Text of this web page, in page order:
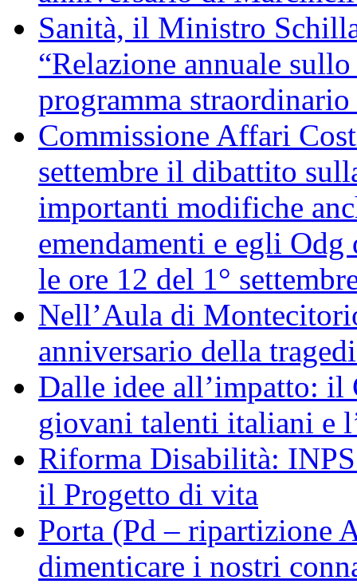
Sanità, il Ministro
“Relazione annuale
programma
Commissione Affari
settembre il dibattito
importanti modifiche
emendamenti e egli Odg
le ore 12 del 1°
Nell’Aula di
anniversario della
Dalle idee all’impatto: il
giovani talenti italiani e
Riforma Disabilità:
il Progetto di vita
Porta (Pd – ripartizione
dimenticare i nostri